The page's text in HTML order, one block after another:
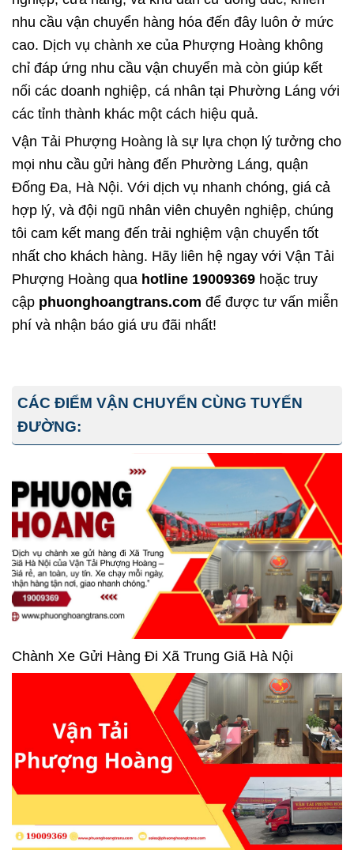
nhu cầu vận chuyển hàng hóa đến đây luôn ở mức
cao. Dịch vụ chành xe của Phượng Hoàng không
chỉ đáp ứng nhu cầu vận chuyển mà còn giúp kết
nối các doanh nghiệp, cá nhân tại Phường Láng với
các tỉnh thành khác một cách hiệu quả.
Vận Tải Phượng Hoàng là sự lựa chọn lý tưởng cho
mọi nhu cầu gửi hàng đến Phường Láng, quận
Đống Đa, Hà Nội. Với dịch vụ nhanh chóng, giá cả
hợp lý, và đội ngũ nhân viên chuyên nghiệp, chúng
tôi cam kết mang đến trải nghiệm vận chuyển tốt
nhất cho khách hàng. Hãy liên hệ ngay với Vận Tải
Phượng Hoàng qua hotline 19009369 hoặc truy
cập phuonghoangtrans.com để được tư vấn miễn
phí và nhận báo giá ưu đãi nhất!
CÁC ĐIỂM VẬN CHUYỂN CÙNG TUYẾN
ĐƯỜNG:
Chành Xe Gửi Hàng Đi Xã Trung Giã Hà Nội